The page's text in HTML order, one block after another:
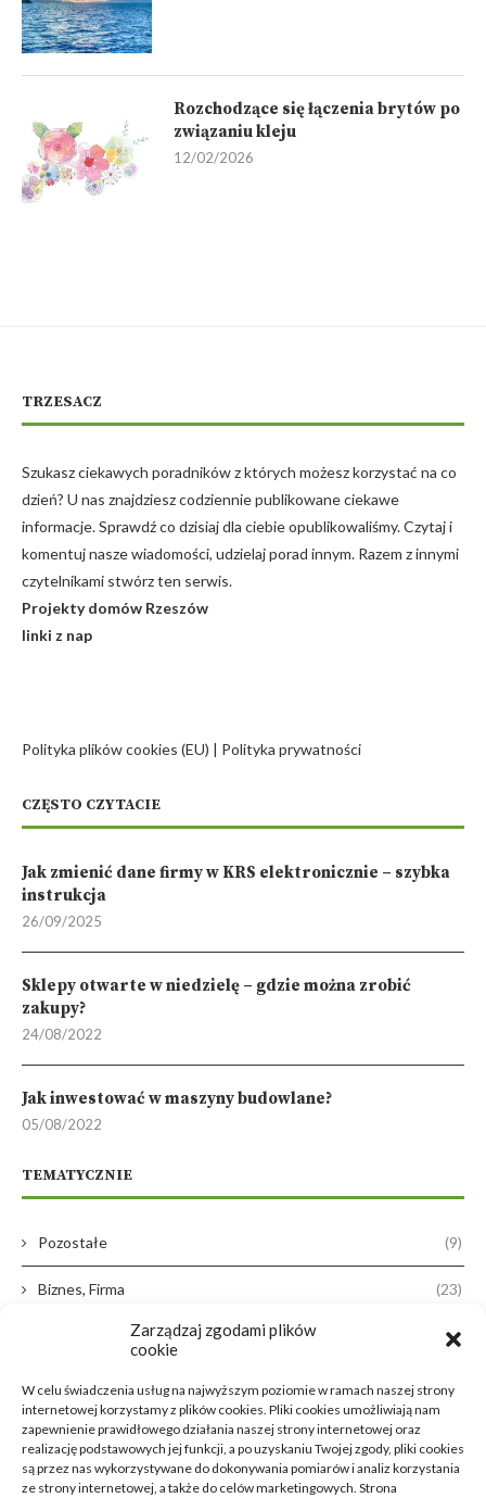
Zarządzaj zgodami plików
cookie
W celu świadczenia usług na najwyższym poziomie w ramach naszej strony
internetowej korzystamy z plików cookies. Pliki cookies umożliwiają nam
zapewnienie prawidłowego działania naszej strony internetowej oraz
realizację podstawowych jej funkcji, a po uzyskaniu Twojej zgody, pliki cookies
są przez nas wykorzystywane do dokonywania pomiarów i analiz korzystania
ze strony internetowej, a także do celów marketingowych. Strona
Rozchodzące się łączenia brytów po
związaniu kleju
12/02/2026
TRZESACZ
Szukasz ciekawych poradników z których możesz korzystać na co
dzień? U nas znajdziesz codziennie publikowane ciekawe
informacje. Sprawdź co dzisiaj dla ciebie opublikowaliśmy. Czytaj i
komentuj nasze wiadomości, udzielaj porad innym. Razem z innymi
czytelnikami stwórz ten serwis.
Projekty domów Rzeszów
linki z nap
Polityka plików cookies (EU) | Polityka prywatności
CZĘSTO CZYTACIE
Jak zmienić dane firmy w KRS elektronicznie – szybka
instrukcja
26/09/2025
Sklepy otwarte w niedzielę – gdzie można zrobić
zakupy?
24/08/2022
Jak inwestować w maszyny budowlane?
05/08/2022
TEMATYCZNIE
Pozostałe (9)
Biznes, Firma (23)
(38)
Zdrowie, Medycyna
Moda, Lifestyle
Motoryzacja (31)